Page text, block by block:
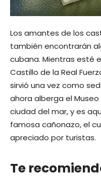
Los amantes de los
también encontrarán
cubana. Mientras esté
Castillo de la Real
sirvió una vez como
ahora alberga el
ciudad del mar, y es
famosa cañonazo, el
apreciado por turistas.
Te